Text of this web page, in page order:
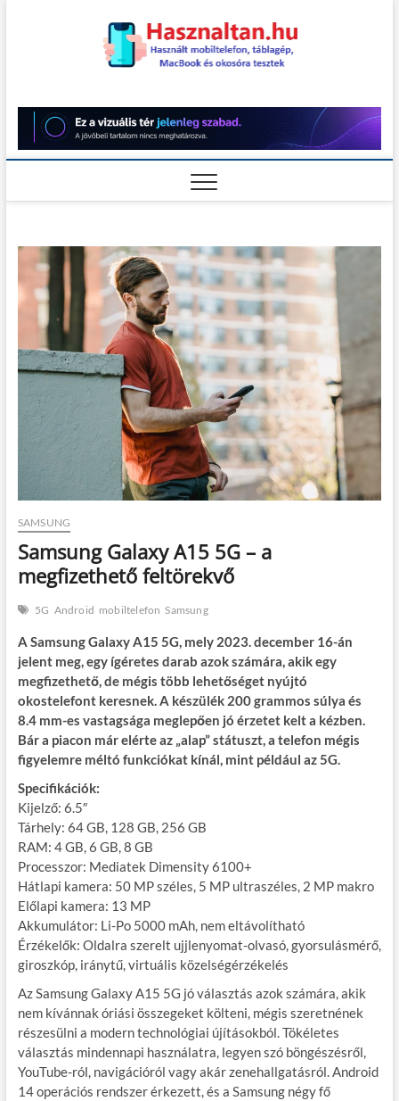
Használt
teszt
TÁBLAGÉP, MACBOOK ÉS
OKOSÓRA TESZTEK
SAMSUNG
Samsung Galaxy A15 5G – a
megfizethető feltörekvő
5G Android mobiltelefon Samsung
A Samsung Galaxy A15 5G, mely 2023. december 16-án
jelent meg, egy ígéretes darab azok számára, akik egy
megfizethető, de mégis több lehetőséget nyújtó
okostelefont keresnek. A készülék 200 grammos súlya és
8.4 mm-es vastagsága meglepően jó érzetet kelt a kézben.
Bár a piacon már elérte az „alap” státuszt, a telefon mégis
figyelemre méltó funkciókat kínál, mint például az 5G.
Specifikációk:
Kijelző: 6.5″
Tárhely: 64 GB, 128 GB, 256 GB
RAM: 4 GB, 6 GB, 8 GB
Processzor: Mediatek Dimensity 6100+
Hátlapi kamera: 50 MP széles, 5 MP ultraszéles, 2 MP makro
Előlapi kamera: 13 MP
Akkumulátor: Li-Po 5000 mAh, nem eltávolítható
Érzékelők: Oldalra szerelt ujjlenyomat-olvasó, gyorsulásmérő,
giroszkóp, iránytű, virtuális közelségérzékelés
Az Samsung Galaxy A15 5G jó választás azok számára, akik
nem kívánnak óriási összegeket költeni, mégis szeretnének
részesülni a modern technológiai újításokból. Tökéletes
választás mindennapi használatra, legyen szó böngészésről,
YouTube-ról, navigációról vagy akár zenehallgatásról. Android
14 operációs rendszer érkezett, és a Samsung négy fő